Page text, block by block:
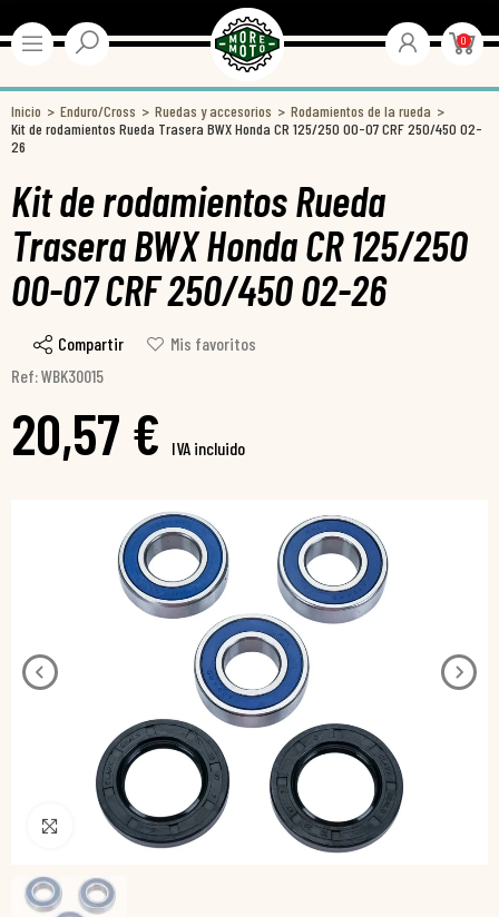
0
Inicio Enduro/Cross Ruedas y accesorios
Rodamientos de la rueda
Kit de rodamientos Rueda Trasera BWX Honda CR 125/250 00-07 CRF 250/450 02-
26
Kit de rodamientos Rueda
Trasera BWX Honda CR 125/250
00-07 CRF 250/450 02-26
Compartir
Mis favoritos
Ref: WBK30015
20,57 € IVA incluido
Pincha para agrandar